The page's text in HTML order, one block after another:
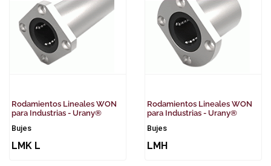
Rodamientos Lineales WON
para Industrias - Urany®
Bujes
LMK L
Rodamientos Lineales WON
para Industrias - Urany®
Bujes
LMH